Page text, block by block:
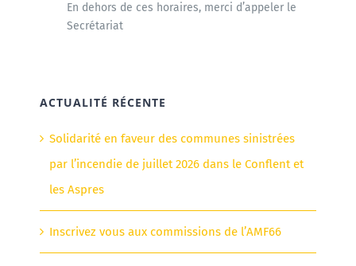
En dehors de ces horaires, merci d’appeler le
Secrétariat
ACTUALITÉ RÉCENTE
Solidarité en faveur des communes sinistrées
par l’incendie de juillet 2026 dans le Conflent et
les Aspres
Inscrivez vous aux commissions de l’AMF66